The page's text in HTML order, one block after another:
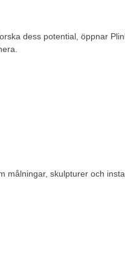
dess potential, öppnar
målningar, skulpturer och